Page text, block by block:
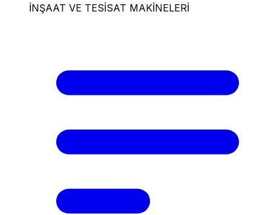
İNŞAAT VE TESİSAT MAKİNELERİ